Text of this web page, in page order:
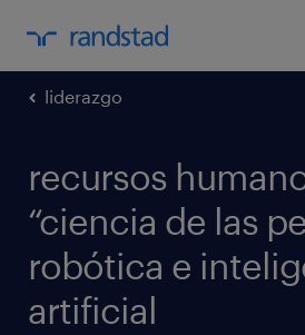
liderazgo
recursos
“ciencia de las
robótica e
artificial